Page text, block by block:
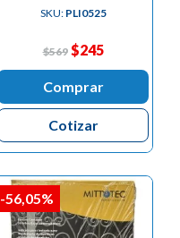
SKU: PLI0525
$569 $245
Comprar
Cotizar
-56,05%